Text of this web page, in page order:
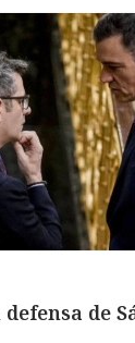
defensa de